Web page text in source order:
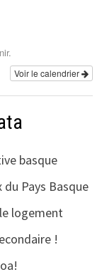
Voir le calendrier
basque
Pays Basque
logement
!